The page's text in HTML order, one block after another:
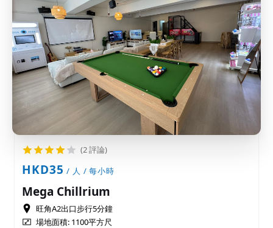
(2 評論)
HKD35 / 人 / 每小時
Mega Chillrium
旺角A2出口步行5分鐘
場地面積: 1100平方尺